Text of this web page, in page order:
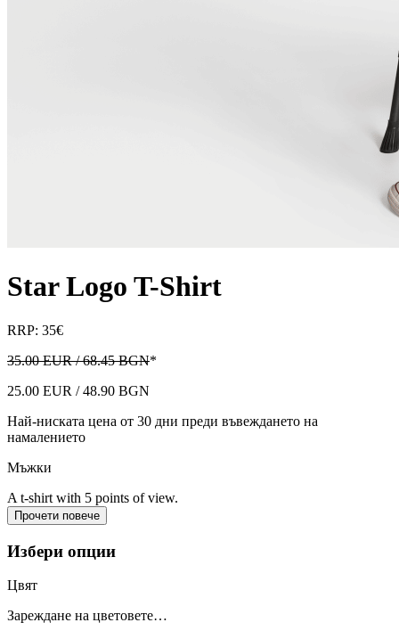
Star Logo T-Shirt
RRP: 35€
35.00 EUR / 68.45 BGN*
25.00 EUR / 48.90 BGN
Най-ниската цена от 30 дни преди въвеждането на
намалението
Мъжки
A t-shirt with 5 points of view.
Прочети повече
Избери опции
Цвят
Зареждане на цветовете…